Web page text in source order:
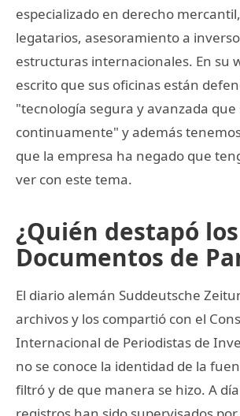
especializado en derecho
legatarios, asesoramiento a
estructuras internacionales. En su
escrito que sus oficinas están
"tecnología segura y avanzada que
continuamente" y además
que la empresa ha negado que
ver con este tema.
¿Quién destapó los
Documentos de
El diario alemán Suddeutsche
archivos y los compartió con el
Internacional de Periodistas de
no se conoce la identidad de la
filtró y de que manera se hizo. A